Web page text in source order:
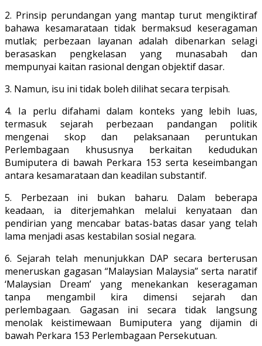
2. Prinsip perundangan yang mantap turut mengiktiraf
bahawa kesamarataan tidak bermaksud keseragaman
mutlak; perbezaan layanan adalah dibenarkan selagi
berasaskan pengkelasan yang munasabah dan
mempunyai kaitan rasional dengan objektif dasar.
3. Namun, isu ini tidak boleh dilihat secara terpisah.
4. Ia perlu difahami dalam konteks yang lebih luas,
termasuk sejarah perbezaan pandangan politik
mengenai skop dan pelaksanaan peruntukan
Perlembagaan khususnya berkaitan kedudukan
Bumiputera di bawah Perkara 153 serta keseimbangan
antara kesamarataan dan keadilan substantif.
5. Perbezaan ini bukan baharu. Dalam beberapa
keadaan, ia diterjemahkan melalui kenyataan dan
pendirian yang mencabar batas-batas dasar yang telah
lama menjadi asas kestabilan sosial negara.
6. Sejarah telah menunjukkan DAP secara berterusan
meneruskan gagasan “Malaysian Malaysia” serta naratif
‘Malaysian Dream’ yang menekankan keseragaman
tanpa mengambil kira dimensi sejarah dan
perlembagaan. Gagasan ini secara tidak langsung
menolak keistimewaan Bumiputera yang dijamin di
bawah Perkara 153 Perlembagaan Persekutuan.